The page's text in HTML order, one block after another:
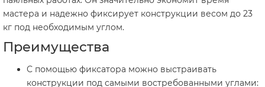
мастера и надежно фиксирует конструкции весом до 23
кг под необходимым углом.
Преимущества
С помощью фиксатора можно выстраивать
конструкции под самыми востребованными углами: